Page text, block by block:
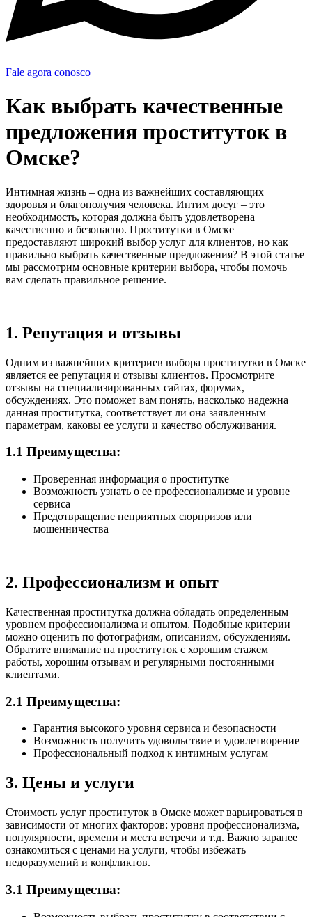
Fale agora conosco
Как выбрать качественные
предложения проституток в
Омске?
Интимная жизнь – одна из важнейших составляющих
здоровья и благополучия человека. Интим досуг – это
необходимость, которая должна быть удовлетворена
качественно и безопасно. Проститутки в Омске
предоставляют широкий выбор услуг для клиентов, но как
правильно выбрать качественные предложения? В этой статье
мы рассмотрим основные критерии выбора, чтобы помочь
вам сделать правильное решение.
1. Репутация и отзывы
Одним из важнейших критериев выбора проститутки в Омске
является ее репутация и отзывы клиентов. Просмотрите
отзывы на специализированных сайтах, форумах,
обсуждениях. Это поможет вам понять, насколько надежна
данная проститутка, соответствует ли она заявленным
параметрам, каковы ее услуги и качество обслуживания.
1.1 Преимущества:
Проверенная информация о проститутке
Возможность узнать о ее профессионализме и уровне
сервиса
Предотвращение неприятных сюрпризов или
мошенничества
2. Профессионализм и опыт
Качественная проститутка должна обладать определенным
уровнем профессионализма и опытом. Подобные критерии
можно оценить по фотографиям, описаниям, обсуждениям.
Обратите внимание на проституток с хорошим стажем
работы, хорошим отзывам и регулярными постоянными
клиентами.
2.1 Преимущества:
Гарантия высокого уровня сервиса и безопасности
Возможность получить удовольствие и удовлетворение
Профессиональный подход к интимным услугам
3. Цены и услуги
Стоимость услуг проституток в Омске может варьироваться в
зависимости от многих факторов: уровня профессионализма,
популярности, времени и места встречи и т.д. Важно заранее
ознакомиться с ценами на услуги, чтобы избежать
недоразумений и конфликтов.
3.1 Преимущества: